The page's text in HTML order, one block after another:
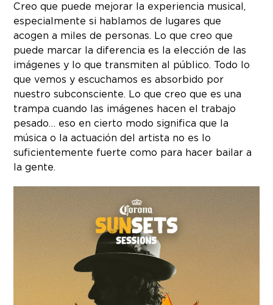
Creo que puede mejorar la experiencia musical,
especialmente si hablamos de lugares que
acogen a miles de personas. Lo que creo que
puede marcar la diferencia es la elección de las
imágenes y lo que transmiten al público. Todo lo
que vemos y escuchamos es absorbido por
nuestro subconsciente. Lo que creo que es una
trampa cuando las imágenes hacen el trabajo
pesado… eso en cierto modo significa que la
música o la actuación del artista no es lo
suficientemente fuerte como para hacer bailar a
la gente.